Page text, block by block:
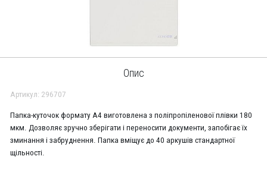
Опис
Артикул: 296707
Папка-куточок формату А4 виготовлена з поліпропіленової плівки 180
мкм. Дозволяє зручно зберігати і переносити документи, запобігає їх
зминання і забруднення. Папка вміщує до 40 аркушів стандартної
щільності.